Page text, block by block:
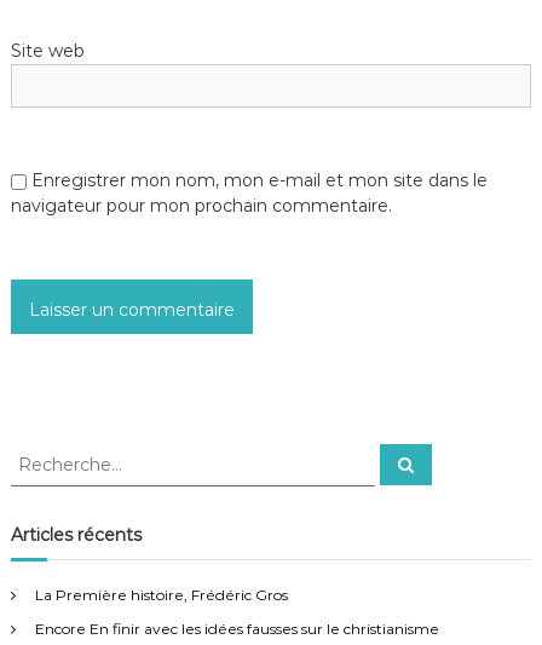
Site web
Enregistrer mon nom, mon e-mail et mon site dans le
navigateur pour mon prochain commentaire.
R
h
e
c
h
R
c
Articles récents
La Première histoire, Frédéric Gros
Encore En finir avec les idées fausses sur le christianisme